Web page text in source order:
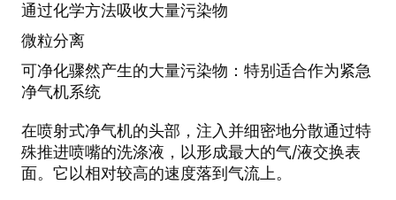
通过化学方法吸收大量污染物
微粒分离
可净化骤然产生的大量污染物：特别适合作为紧急
净气机系统
在喷射式净气机的头部，注入并细密地分散通过特
殊推进喷嘴的洗涤液，以形成最大的气/液交换表
面。它以相对较高的速度落到气流上。